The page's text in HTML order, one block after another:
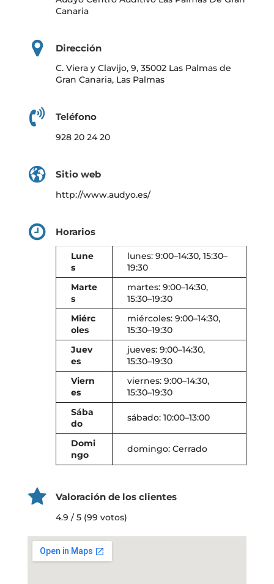
Canaria
Dirección
C. Viera y Clavijo, 9, 35002 Las Palmas de
Gran Canaria, Las Palmas
Teléfono
928 20 24 20
Sitio web
http://www.audyo.es/
Horarios
Lune
s
lunes: 9:00–14:30, 15:30–
19:30
Marte
s
martes: 9:00–14:30,
15:30–19:30
Miérc
oles
miércoles: 9:00–14:30,
15:30–19:30
Juev
es
jueves: 9:00–14:30,
15:30–19:30
Viern
es
viernes: 9:00–14:30,
15:30–19:30
Sába
do
sábado: 10:00–13:00
Domi
ngo
domingo: Cerrado
Valoración de los clientes
4.9 / 5 (99 votos)